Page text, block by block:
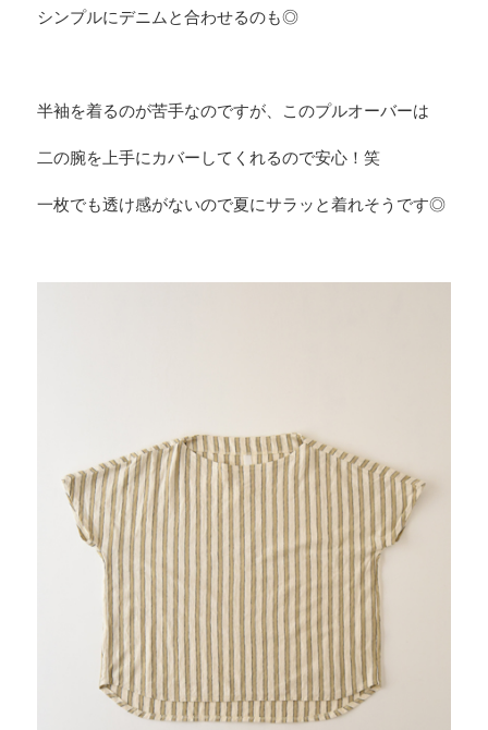
シンプルにデニムと合わせるのも◎
半袖を着るのが苦手なのですが、このプルオーバーは
二の腕を上手にカバーしてくれるので安心！笑
一枚でも透け感がないので夏にサラッと着れそうです◎